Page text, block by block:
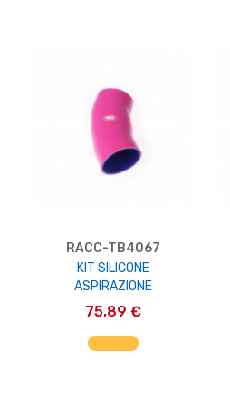
RACC-TB4067
KIT SILICONE
ASPIRAZIONE
75,89 €
AGGIUNGI AL CARRELLO